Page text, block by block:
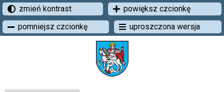
zmień kontrast
powiększ czcionkę
pomniejsz czcionkę
uproszczona wersja